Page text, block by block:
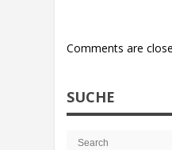
Comments are
SUCHE